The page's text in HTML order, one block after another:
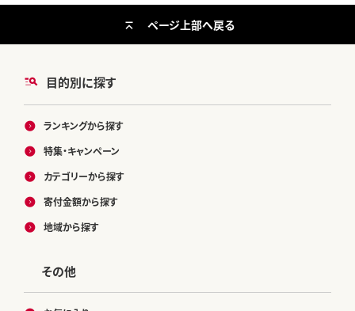
目的別に探す
ランキングから探す
特集・キャンペーン
カテゴリーから探す
寄付金額から探す
地域から探す
その他
ページ上部へ戻る